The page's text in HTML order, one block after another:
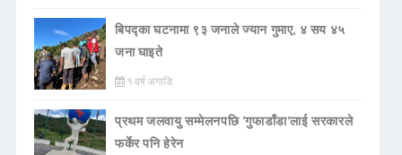
बिपद्का घटनामा ९३ जनाले ज्यान गुमाए, ४ सय ४५
जना घाइते
१ वर्ष अगाडि
प्रथम जलवायु सम्मेलनपछि ‘गुफाडाँडा’लाई सरकारले
फर्केर पनि हेरेन